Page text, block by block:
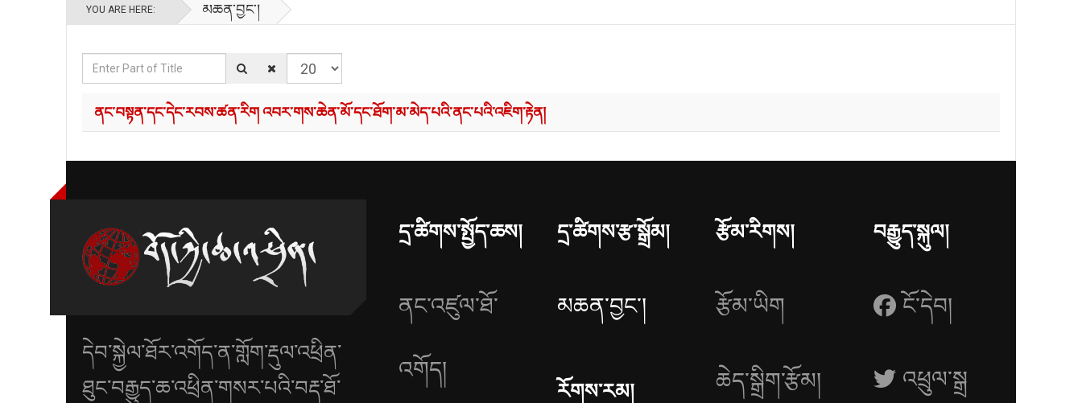
YOU ARE HERE: མཆན་བྱང༌།
Enter Part of Title Display #
ནང་བསྟན་དང་དེང་རབས་ཚན་རིག འབར་གས་ཆེན་མོ་དང༌ཐོག་མ་མེད་པའི་ནང་པའི་འཇིག་རྟེན།
དེབ་སྐྱེལ་ཐོར་འགོད་ན་གློག་རྡུལ་འཕྲིན་
ཐུང་བརྒྱུད་ཆ་འཕྲིན་གསར་པའི་བརྡ་ཐོ་
དྲ་ཚིགས་སྤྱོད་ཆས།
ནང་འཛུལ་ཐོ་
འགོད།
དྲ་ཚིགས་རྩ་སྒྲོམ།
མཆན་བྱང༌།
རོགས་རམ།
རྩོམ་རིགས།
རྩོམ་ཡིག
ཆེད་སྒྲིག་རྩོམ།
བརྒྱུད་སྐུལ།
ངོ་དེབ།
འཕྲུལ་སྒྲ